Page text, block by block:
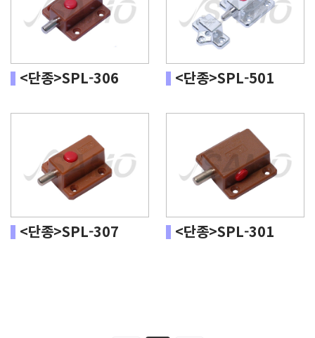
<단종>SPL-306 <단종>SPL-501
<단종>SPL-307 <단종>SPL-301